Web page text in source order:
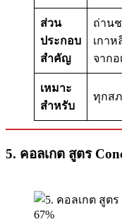
ส่วน
ประกอบ
สำคัญ
ถ่าน
เกา
จากอ
เหมาะ
สำหรับ
ทุกส
5. คอลเกต สูตร